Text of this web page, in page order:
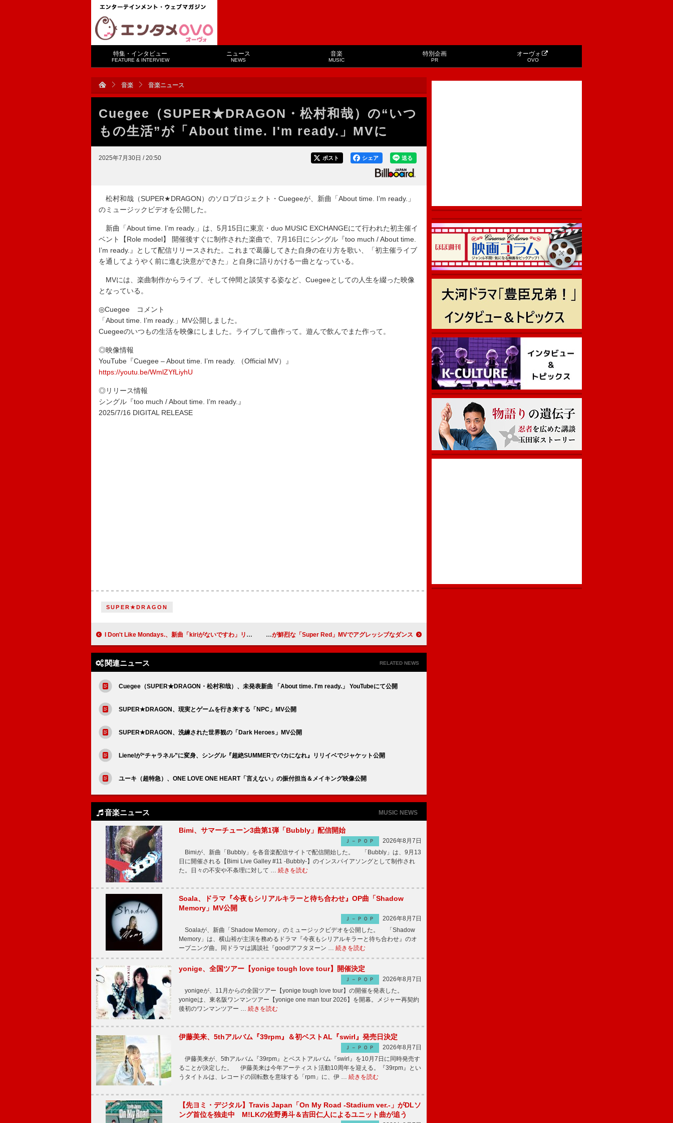
特集・インタビュー
FEATURE & INTERVIEW
ニュース
NEWS
音楽
MUSIC
特別企画
PR
オーヴォ
OVO
音楽 音楽ニュース
Cuegee（SUPER★DRAGON・松村和哉）の“いつ
もの生活”が「About time. I'm ready.」MVに
2025年7月30日 / 20:50 送る
シェア
ポスト
松村和哉（SUPER★DRAGON）のソロプロジェクト・Cuegeeが、新曲「About time. I’m ready.」
のミュージックビデオを公開した。
新曲「About time. I’m ready.」は、5月15日に東京・duo MUSIC EXCHANGEにて行われた初主催イ
ベント【Role model】 開催後すぐに制作された楽曲で、7月16日にシングル『too much / About time.
I’m ready.』として配信リリースされた。これまで葛藤してきた自身の在り方を歌い、「初主催ライブ
を通してようやく前に進む決意ができた」と自身に語りかける一曲となっている。
MVには、楽曲制作からライブ、そして仲間と談笑する姿など、Cuegeeとしての人生を綴った映像
となっている。
◎Cuegee コメント
「About time. I’m ready.」MV公開しました。
Cuegeeのいつもの生活を映像にしました。ライブして曲作って。遊んで飲んでまた作って。
◎映像情報
YouTube『Cuegee – About time. I’m ready. （Official MV）』
https://youtu.be/WmlZYfLiyhU
◎リリース情報
シングル『too much / About time. I’m ready.』
2025/7/16 DIGITAL RELEASE
SUPER★DRAGON
I Don't Like Mondays.、新曲「kiriがないですわ」リリース 来月のリリース予告も 鞘師里保、“赤”が鮮烈な「Super Red」MVでアグレッシブなダンス
関連ニュース RELATED NEWS
Cuegee（SUPER★DRAGON・松村和哉）、未発表新曲 「About time. I'm ready.」 YouTubeにて公開
SUPER★DRAGON、現実とゲームを行き来する「NPC」MV公開
SUPER★DRAGON、洗練された世界観の「Dark Heroes」MV公開
Lienelが“チャラネル”に変身、シングル『超絶SUMMERでバカになれ』リリイベでジャケット公開
ユーキ（超特急）、ONE LOVE ONE HEART「言えない」の振付担当＆メイキング映像公開
音楽ニュース MUSIC NEWS
Bimi、サマーチューン3曲第1弾「Bubbly」配信開始
Ｊ－ＰＯＰ
2026年8月7日
Bimiが、新曲「Bubbly」を各音楽配信サイトで配信開始した。 「Bubbly」は、9月13
日に開催される【Bimi Live Galley #11 -Bubbly-】のインスパイアソングとして制作され
た。日々の不安や不条理に対して … 続きを読む
Soala、ドラマ『今夜もシリアルキラーと待ち合わせ』OP曲「Shadow
Memory」MV公開
Ｊ－ＰＯＰ
2026年8月7日
Soalaが、新曲「Shadow Memory」のミュージックビデオを公開した。 「Shadow
Memory」は、横山裕が主演を務めるドラマ『今夜もシリアルキラーと待ち合わせ』のオ
ープニング曲。同ドラマは講談社『good!アフタヌーン … 続きを読む
yonige、全国ツアー【yonige tough love tour】開催決定
Ｊ－ＰＯＰ
2026年8月7日
yonigeが、11月からの全国ツアー【yonige tough love tour】の開催を発表した。
yonigeは、東名阪ワンマンツアー【yonige one man tour 2026】を開幕。メジャー再契約
後初のワンマンツアー … 続きを読む
伊藤美来、5thアルバム『39rpm』＆初ベストAL『swirl』発売日決定
Ｊ－ＰＯＰ
2026年8月7日
伊藤美来が、5thアルバム『39rpm』とベストアルバム『swirl』を10月7日に同時発売す
ることが決定した。 伊藤美来は今年アーティスト活動10周年を迎える。『39rpm』とい
うタイトルは、レコードの回転数を意味する「rpm」に、伊 … 続きを読む
【先ヨミ・デジタル】Travis Japan「On My Road -Stadium ver.-」がDLソ
ング首位を独走中 M!LKの佐野勇斗＆吉田仁人によるユニット曲が追う